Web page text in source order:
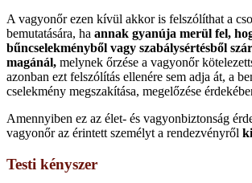
A vagyonőr ezen kívül akkor is felszólíthat a
bemutatására, ha annak gyanúja merül fel,
bűncselekményből vagy szabálysértésből
magánál, melynek őrzése a vagyonőr
azonban ezt felszólítás ellenére sem adja át, a
cselekmény megszakítása, megelőzése
Amennyiben ez az élet- és vagyonbiztonság
vagyonőr az érintett személyt a rendezvényről
Testi kényszer